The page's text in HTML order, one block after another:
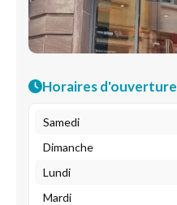
Horaires d'ouverture
Samedi
Dimanche
Lundi
Mardi